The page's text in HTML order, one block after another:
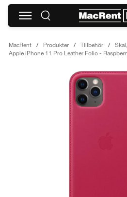
MacRent Produkter Tillbehör
Apple iPhone 11 Pro Leather Folio -